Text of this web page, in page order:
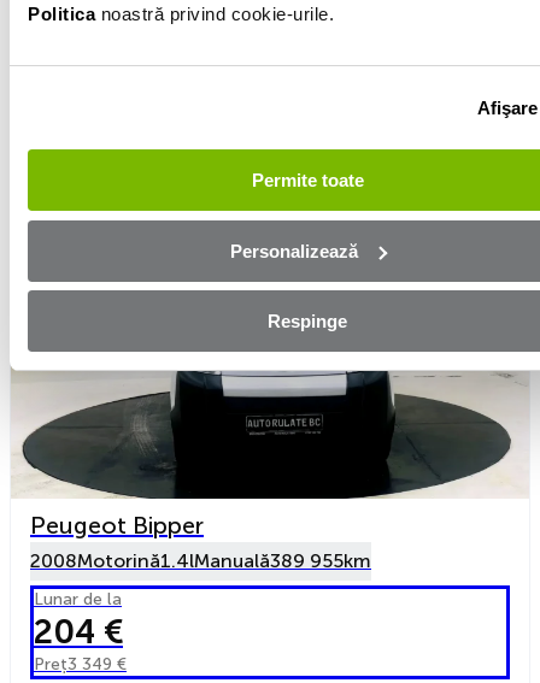
Politicanoastră privind cookie-urile.
Afişare
Permite toate
Personalizează
Respinge
Lunar de la
Vezi detalii
Peugeot Bipper
2008Motorină1.4lManuală389 955km
Lunar de la
204 €
Preț3 349 €